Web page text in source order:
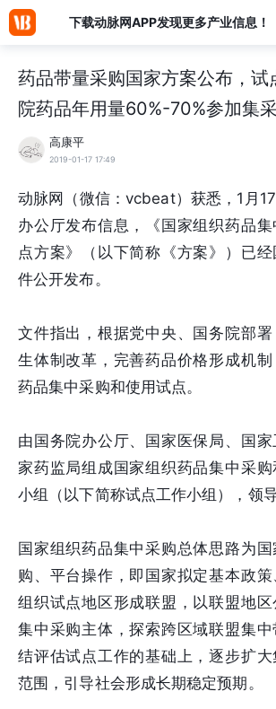
下载动脉网APP发现更多产业信息！
药品带量采购国家方案公布，试
院药品年用量60%-70%参加集
高康平
2019-01-17 17:49
动脉网（微信：vcbeat）获悉，1月
办公厅发布信息，《国家组织药品
点方案》（以下简称《方案》）已
件公开发布。
文件指出，根据党中央、国务院部
生体制改革，完善药品价格形成机
药品集中采购和使用试点。
由国务院办公厅、国家医保局、国
家药监局组成国家组织药品集中采
小组（以下简称试点工作小组），领
国家组织药品集中采购总体思路为
购、平台操作，即国家拟定基本政策
组织试点地区形成联盟，以联盟地
集中采购主体，探索跨区域联盟集
结评估试点工作的基础上，逐步扩
范围，引导社会形成长期稳定预期。